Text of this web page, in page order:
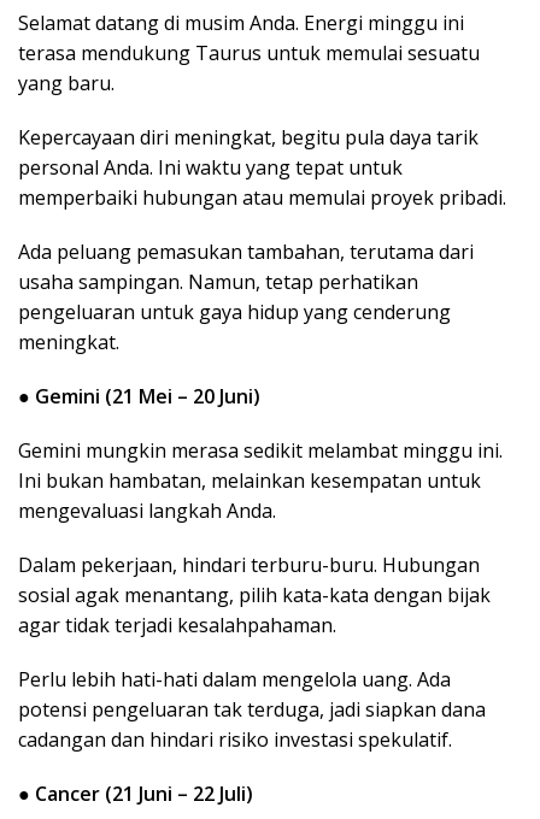
Selamat datang di musim Anda. Energi minggu ini
terasa mendukung Taurus untuk memulai sesuatu
yang baru.
Kepercayaan diri meningkat, begitu pula daya tarik
personal Anda. Ini waktu yang tepat untuk
memperbaiki hubungan atau memulai proyek pribadi.
Ada peluang pemasukan tambahan, terutama dari
usaha sampingan. Namun, tetap perhatikan
pengeluaran untuk gaya hidup yang cenderung
meningkat.
● Gemini (21 Mei – 20 Juni)
Gemini mungkin merasa sedikit melambat minggu ini.
Ini bukan hambatan, melainkan kesempatan untuk
mengevaluasi langkah Anda.
Dalam pekerjaan, hindari terburu-buru. Hubungan
sosial agak menantang, pilih kata-kata dengan bijak
agar tidak terjadi kesalahpahaman.
Perlu lebih hati-hati dalam mengelola uang. Ada
potensi pengeluaran tak terduga, jadi siapkan dana
cadangan dan hindari risiko investasi spekulatif.
● Cancer (21 Juni – 22 Juli)